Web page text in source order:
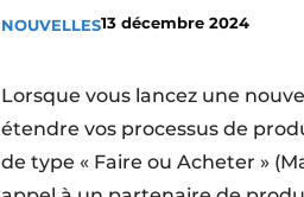
Termes et conditions
NOUVELLES13 décembre 2024
Lorsque vous lancez une
étendre vos processus de
de type « Faire ou Acheter »